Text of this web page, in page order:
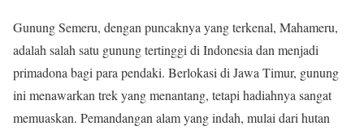
Gunung Semeru, dengan puncaknya yang terkenal, Mahameru,
adalah salah satu gunung tertinggi di Indonesia dan menjadi
primadona bagi para pendaki. Berlokasi di Jawa Timur, gunung
ini menawarkan trek yang menantang, tetapi hadiahnya sangat
memuaskan. Pemandangan alam yang indah, mulai dari hutan